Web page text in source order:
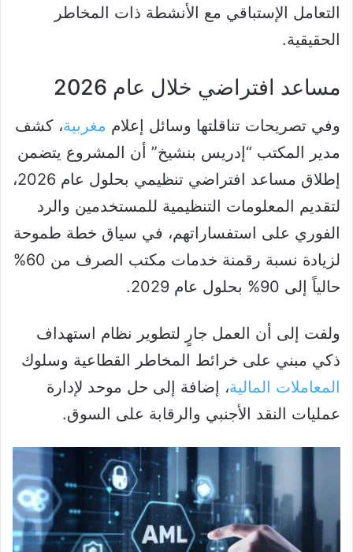
التعامل الإستباقي مع الأنشطة ذات المخاطر
الحقيقية.
مساعد افتراضي خلال عام 2026
وفي تصريحات تناقلتها وسائل إعلام مغربية، كشف
مدير المكتب “إدريس بنشيخ” أن المشروع يتضمن
إطلاق مساعد افتراضي تنظيمي بحلول عام 2026،
لتقديم المعلومات التنظيمية للمستخدمين والرد
الفوري على استفساراتهم، في سياق خطة طموحة
لزيادة نسبة رقمنة خدمات مكتب الصرف من 60%
حالياً إلى 90% بحلول عام 2029.
ولفت إلى أن العمل جارٍ لتطوير نظام استهداف
ذكي مبني على خرائط المخاطر القطاعية وسلوك
المعاملات المالية، إضافة إلى حل موحد لإدارة
عمليات النقد الأجنبي والرقابة على السوق.